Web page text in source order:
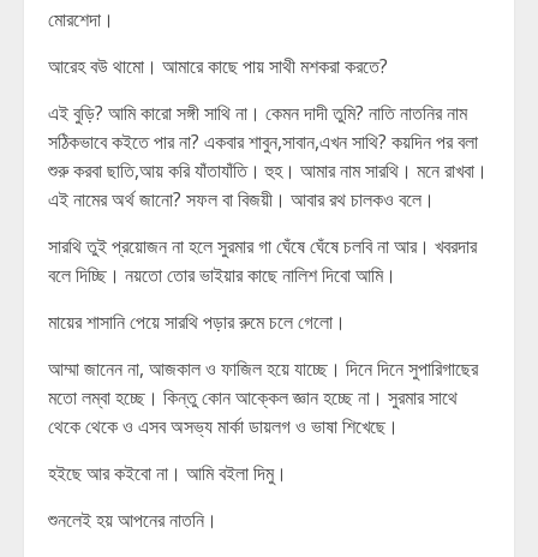
মোরশেদা।
আরেহ বউ থামো। আমারে কাছে পায় সাথী মশকরা করতে?
এই বুড়ি? আমি কারো সঙ্গী সাথি না। কেমন দাদী তুমি? নাতি নাতনির নাম
সঠিকভাবে কইতে পার না? একবার শাবুন,সাবান,এখন সাথি? কয়দিন পর বলা
শুরু করবা ছাতি,আয় করি যাঁতাযাঁতি। হুহ। আমার নাম সারথি। মনে রাখবা।
এই নামের অর্থ জানো? সফল বা বিজয়ী। আবার রথ চালকও বলে।
সারথি তুই প্রয়োজন না হলে সুরমার গা ঘেঁষে ঘেঁষে চলবি না আর। খবরদার
বলে দিচ্ছি। নয়তো তোর ভাইয়ার কাছে নালিশ দিবো আমি।
মায়ের শাসানি পেয়ে সারথি পড়ার রুমে চলে গেলো।
আম্মা জানেন না, আজকাল ও ফাজিল হয়ে যাচ্ছে। দিনে দিনে সুপারিগাছের
মতো লম্বা হচ্ছে। কিন্তু কোন আক্কেল জ্ঞান হচ্ছে না। সুরমার সাথে
থেকে থেকে ও এসব অসভ্য মার্কা ডায়লগ ও ভাষা শিখেছে।
হইছে আর কইবো না। আমি বইলা দিমু।
শুনলেই হয় আপনের নাতনি।